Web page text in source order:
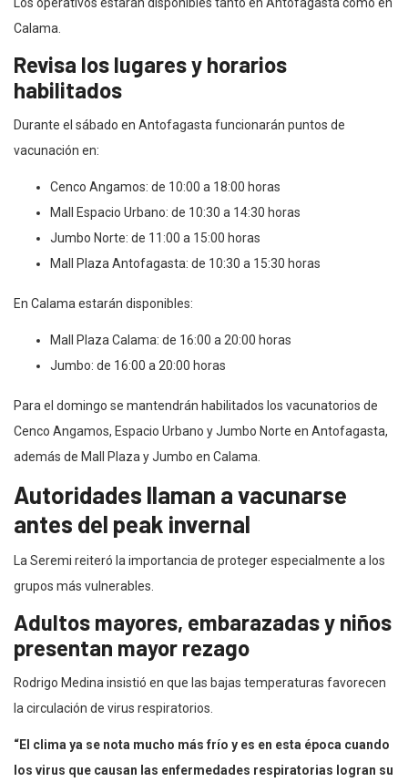
Calama.
Revisa los lugares y horarios
habilitados
Durante el sábado en Antofagasta funcionarán puntos de
vacunación en:
Cenco Angamos: de 10:00 a 18:00 horas
Mall Espacio Urbano: de 10:30 a 14:30 horas
Jumbo Norte: de 11:00 a 15:00 horas
Mall Plaza Antofagasta: de 10:30 a 15:30 horas
En Calama estarán disponibles:
Mall Plaza Calama: de 16:00 a 20:00 horas
Jumbo: de 16:00 a 20:00 horas
Para el domingo se mantendrán habilitados los vacunatorios de
Cenco Angamos, Espacio Urbano y Jumbo Norte en Antofagasta,
además de Mall Plaza y Jumbo en Calama.
Autoridades llaman a vacunarse
antes del peak invernal
La Seremi reiteró la importancia de proteger especialmente a los
grupos más vulnerables.
Adultos mayores, embarazadas y niños
presentan mayor rezago
Rodrigo Medina insistió en que las bajas temperaturas favorecen
la circulación de virus respiratorios.
“El clima ya se nota mucho más frío y es en esta época cuando
los virus que causan las enfermedades respiratorias logran su